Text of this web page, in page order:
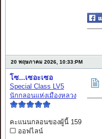
20 พฤษภาคม 2026, 10:33:PM
โซ...เซอะเซอ
Special Class LV5
นักกลอนแห่งเมืองหลวง
คะแนนกลอนของผู้นี้ 159
ออฟไลน์